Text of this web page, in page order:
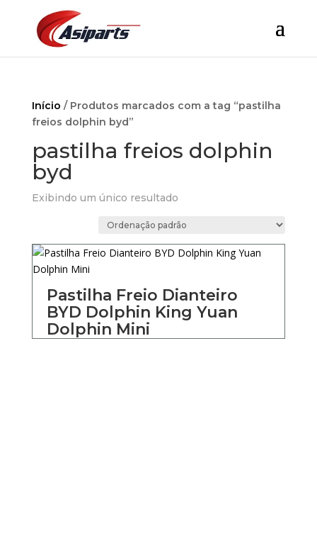
Início / Produtos marcados com a tag “pastilha
freios dolphin byd”
pastilha freios dolphin
byd
Exibindo um único resultado
Pastilha Freio Dianteiro
BYD Dolphin King Yuan
Dolphin Mini